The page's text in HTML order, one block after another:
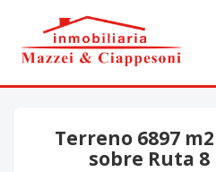
Terreno 6897
sobre Ruta 8